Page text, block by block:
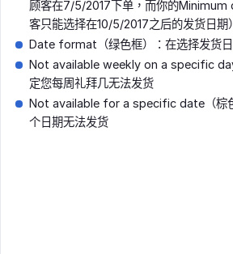
顾客在7/5/2017下单，而你的Minimum
客只能选择在10/5/2017之后的发货日期）
Date format（绿色框）：在选择发货
Not available weekly on a specific
定您每周礼拜几无法发货
Not available for a specific date（棕
个日期无法发货